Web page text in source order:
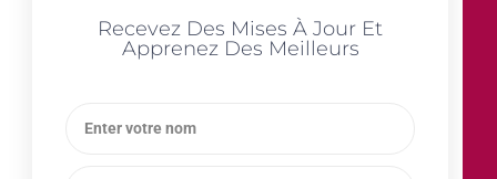
Recevez Des Mises À Jour Et
Apprenez Des Meilleurs